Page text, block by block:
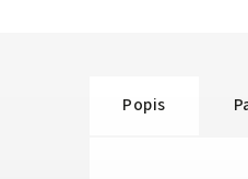
Popis